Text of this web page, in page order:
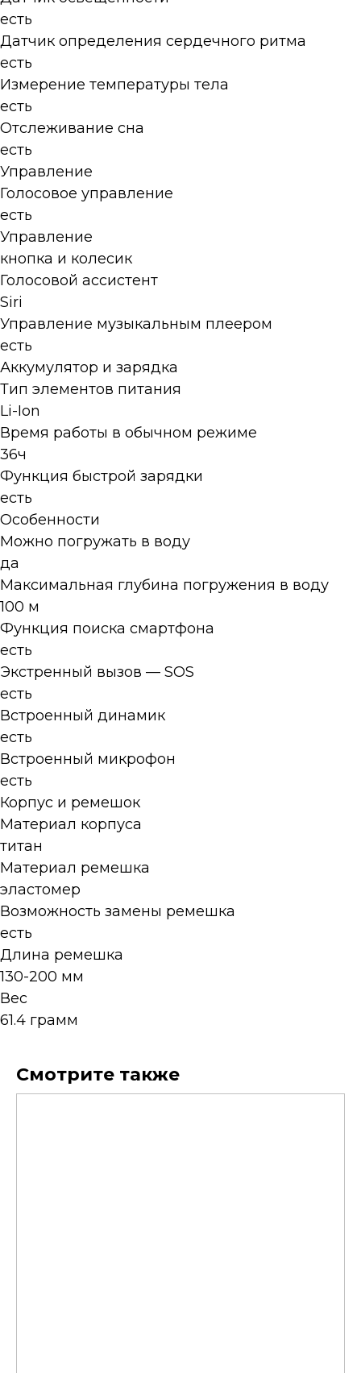
есть
Датчик определения сердечного ритма
есть
Измерение температуры тела
есть
Отслеживание сна
есть
Управление
Голосовое управление
есть
Управление
кнопка и колесик
Голосовой ассистент
Siri
Управление музыкальным плеером
есть
Аккумулятор и зарядка
Тип элементов питания
Li-Ion
Время работы в обычном режиме
36ч
Функция быстрой зарядки
есть
Особенности
Можно погружать в воду
да
Максимальная глубина погружения в воду
100 м
Функция поиска смартфона
есть
Экстренный вызов — SOS
есть
Встроенный динамик
есть
Встроенный микрофон
есть
Корпус и ремешок
Материал корпуса
титан
Материал ремешка
эластомер
Возможность замены ремешка
есть
Длина ремешка
130-200 мм
Вес
61.4 грамм
Смотрите также